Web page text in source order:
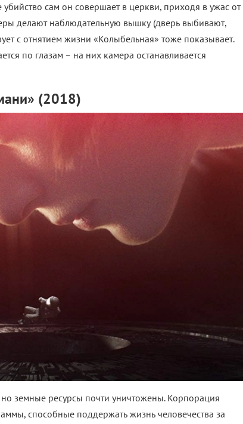
сам он совершает в церкви, приходя в ужас от
делают наблюдательную вышку (дверь выбивают,
с отнятием жизни «Колыбельная» тоже показывает.
по глазам – на них камера останавливается
(2018)
земные ресурсы почти уничтожены. Корпорация
способные поддержать жизнь человечества за